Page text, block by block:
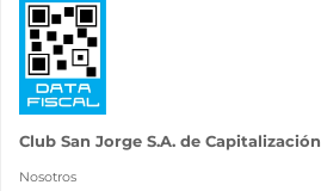
Club San Jorge S.A. de
Nosotros